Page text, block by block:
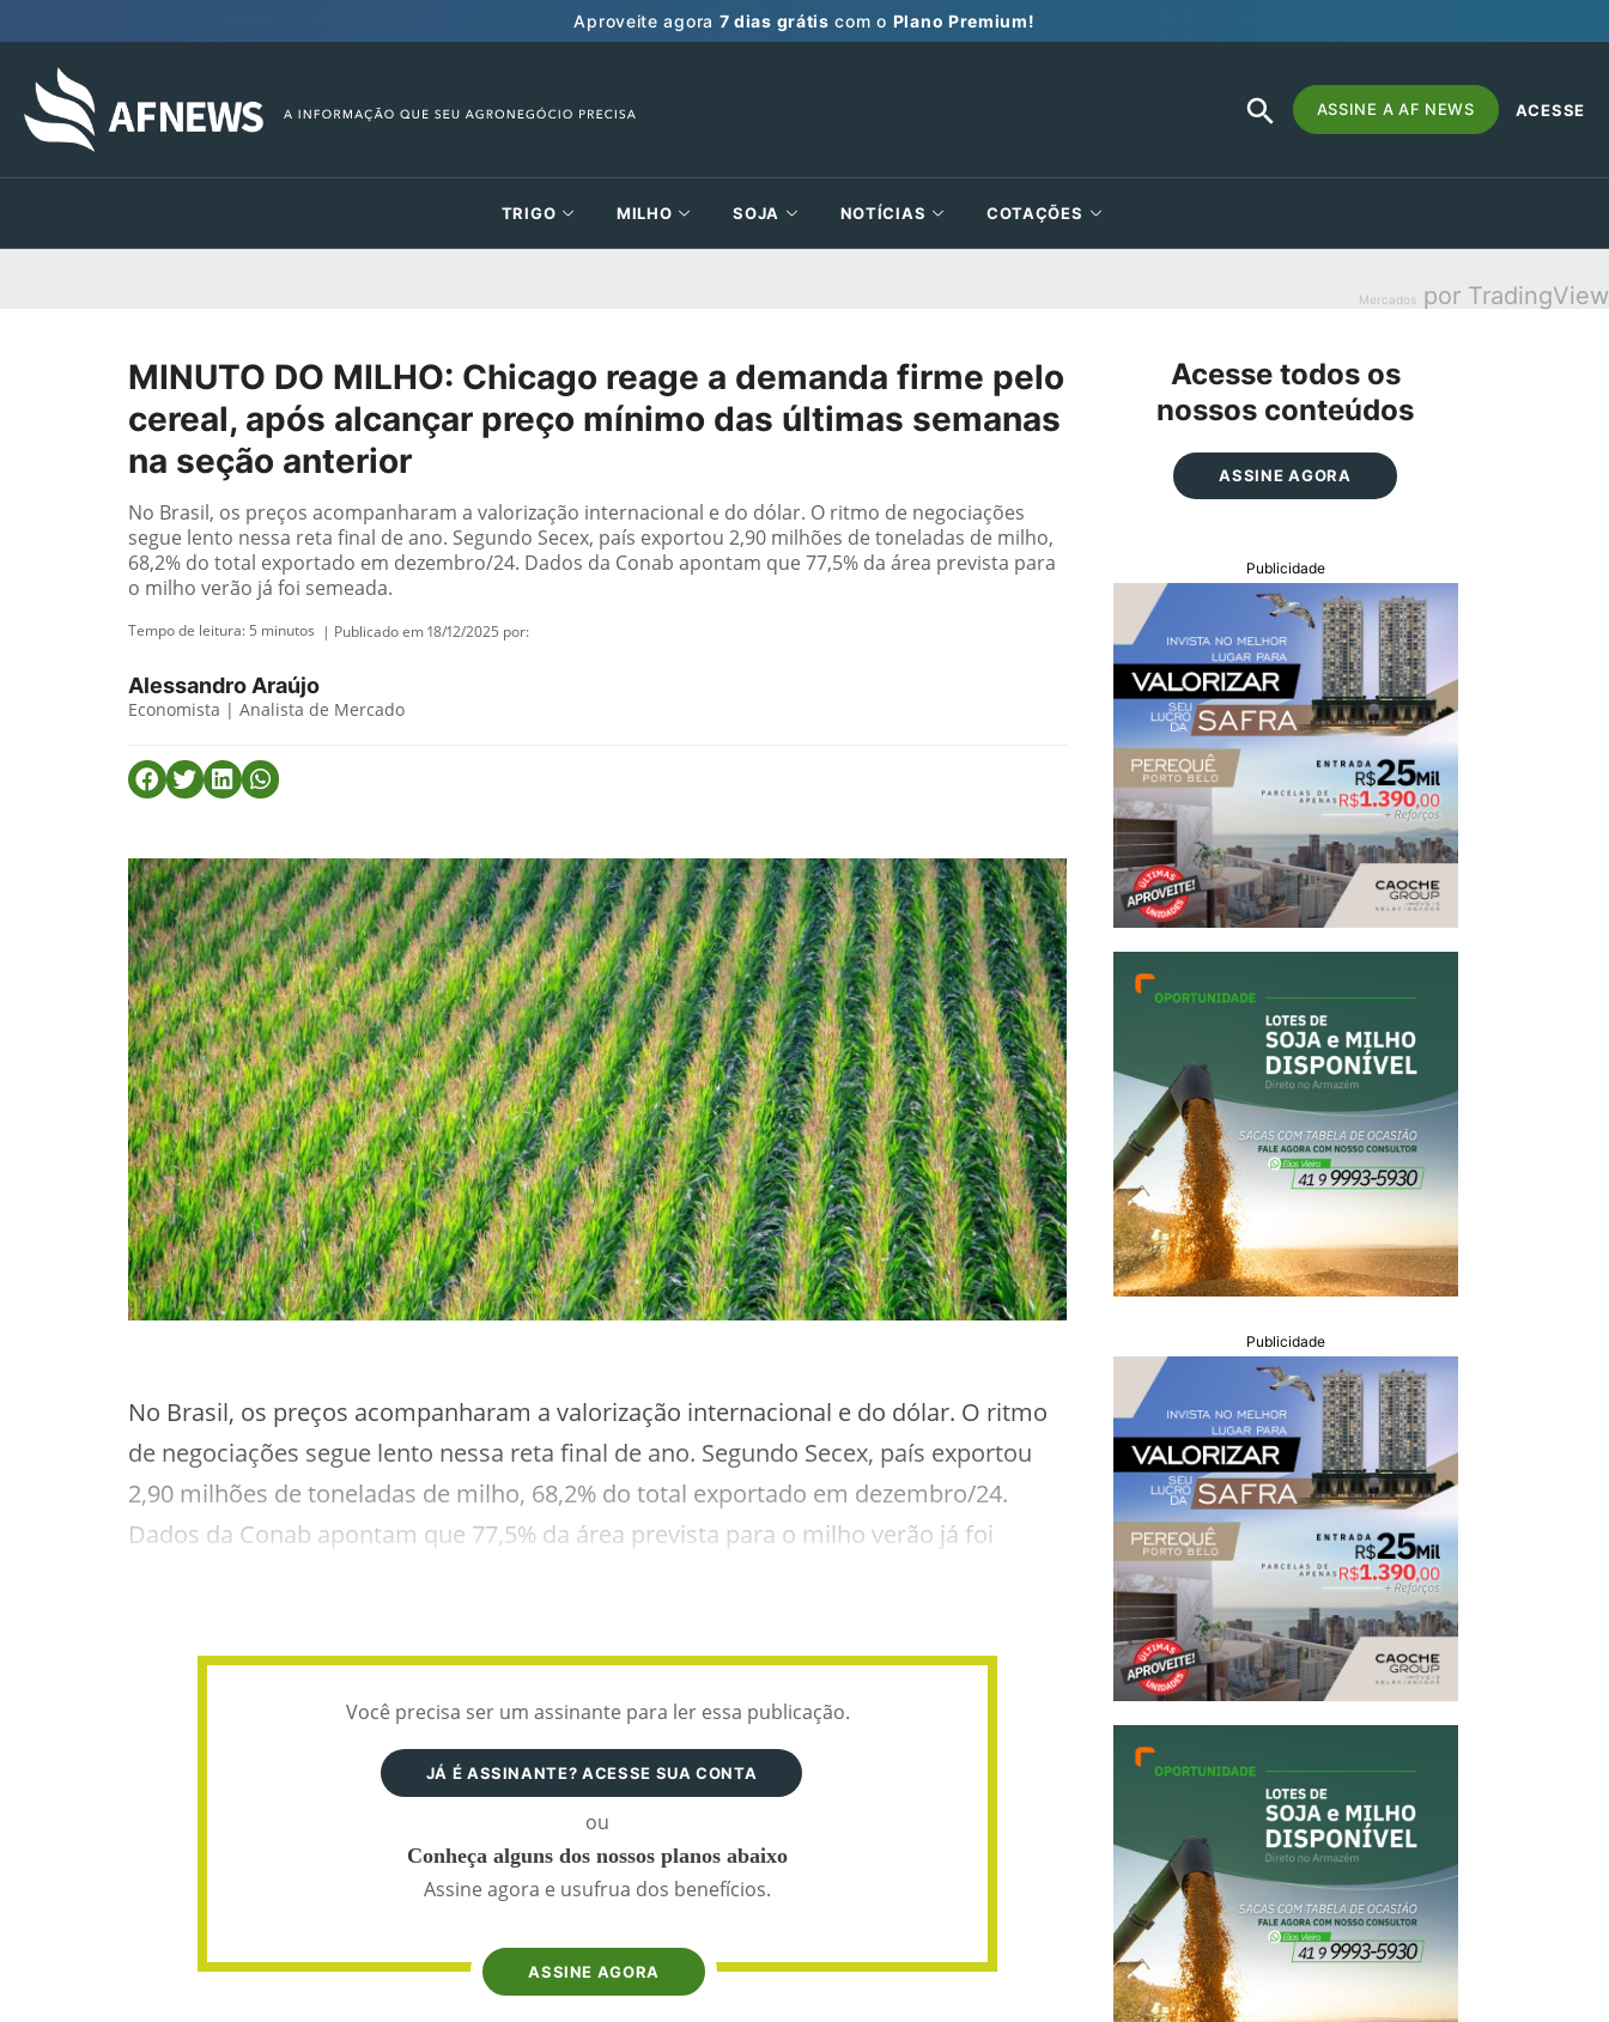
Aproveite agora 7 dias grátis com o Plano Premium!
Search
for:
SEARCH
BUTTON
ASSINE A AF NEWS ACESSE
TRIGO MILHO SOJA NOTÍCIAS COTAÇÕES
Mercados por TradingView
MINUTO DO MILHO: Chicago reage a demanda firme pelo
cereal, após alcançar preço mínimo das últimas semanas
na seção anterior
No Brasil, os preços acompanharam a valorização internacional e do dólar. O ritmo de negociações
segue lento nessa reta final de ano. Segundo Secex, país exportou 2,90 milhões de toneladas de milho,
68,2% do total exportado em dezembro/24. Dados da Conab apontam que 77,5% da área prevista para
o milho verão já foi semeada.
Tempo de leitura: 5 minutos | Publicado em 18/12/2025 por:
Alessandro Araújo
Economista | Analista de Mercado
No Brasil, os preços acompanharam a valorização internacional e do dólar. O ritmo
de negociações segue lento nessa reta final de ano. Segundo Secex, país exportou
2,90 milhões de toneladas de milho, 68,2% do total exportado em dezembro/24.
Dados da Conab apontam que 77,5% da área prevista para o milho verão já foi
Você precisa ser um assinante para ler essa publicação.
JÁ É ASSINANTE? ACESSE SUA CONTA
ou
Conheça alguns dos nossos planos abaixo
Assine agora e usufrua dos benefícios.
ASSINE AGORA
Acesse todos os
nossos conteúdos
ASSINE AGORA
Publicidade
Publicidade